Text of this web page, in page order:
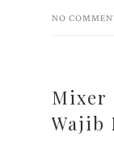
NO
Mixer
Wajib